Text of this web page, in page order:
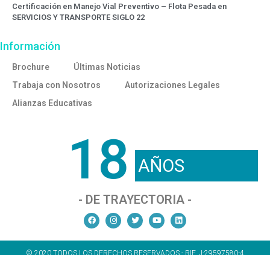
Certificación en Manejo Vial Preventivo – Flota Pesada en
SERVICIOS Y TRANSPORTE SIGLO 22
Información
Brochure
Últimas Noticias
Trabaja con Nosotros
Autorizaciones Legales
Alianzas Educativas
18 AÑOS
- DE TRAYECTORIA -
© 2020 TODOS LOS DERECHOS RESERVADOS - RIF. J-29597580-4